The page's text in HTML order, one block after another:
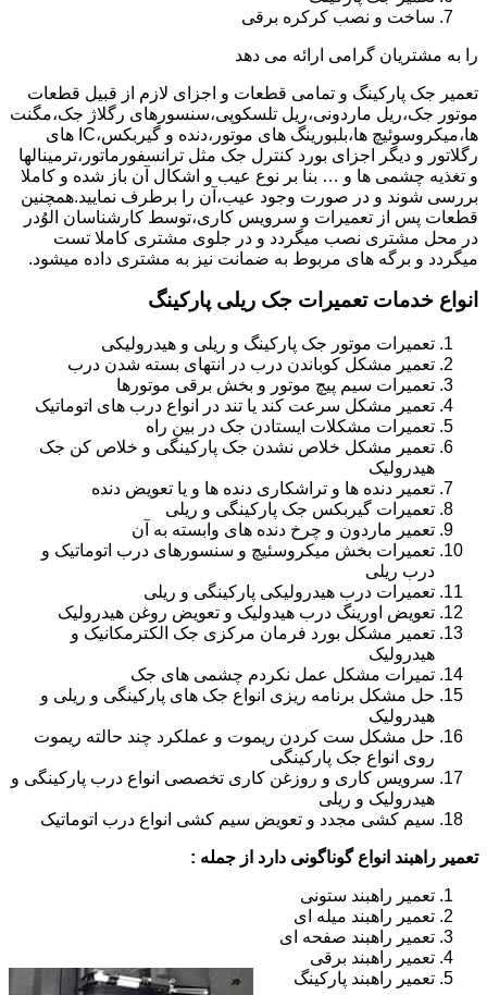
ساخت و نصب کرکره برقی
را به مشتریان گرامی ارائه می دهد
تعمیر جک پارکینگ و تمامی قطعات و اجزای لازم از قبیل قطعات
موتور جک،ریل ماردونی،ریل تلسکوپی،سنسورهای رگلاژ جک،مگنت
ها،میکروسوئیچ ها،بلبورینگ های موتور،دنده و گیربکس،IC های
رگلاتور و دیگر اجزای بورد کنترل جک مثل ترانسفورماتور،ترمینالها
و تغذیه چشمی ها و … بنا بر نوع عیب و اشکال آن باز شده و کاملا
بررسی شوند و در صورت وجود عیب،آن را برطرف نمایید.همچنین
قطعات پس از تعمیرات و سرویس کاری،توسط کارشناسان الوُدر
در محل مشتری نصب میگردد و در جلوی مشتری کاملا تست
میگردد و برگه های مربوط به ضمانت نیز به مشتری داده میشود.
انواع خدمات تعمیرات جک ریلی پارکینگ
تعمیرات موتور جک پارکینگ و ریلی و هیدرولیکی
تعمیر مشکل کوباندن درب در انتهای بسته شدن درب
تعمیرات سیم پیچ موتور و بخش برقی موتورها
تعمیر مشکل سرعت کند یا تند در انواع درب های اتوماتیک
تعمیرات مشکلات ایستادن جک در بین راه
تعمیر مشکل خلاص نشدن جک پارکینگی و خلاص کن جک
هیدرولیک
تعمیر دنده ها و تراشکاری دنده ها و یا تعویض دنده
تعمیرات گیربکس جک پارکینگی و ریلی
تعمیر ماردون و چرخ دنده های وابسته به آن
تعمیرات بخش میکروسئیچ و سنسورهای درب اتوماتیک و
درب ریلی
تعمیرات درب هیدرولیکی پارکینگی و ریلی
تعویض اورینگ درب هیدولیک و تعویض روغن هیدرولیک
تعمیر مشکل بورد فرمان مرکزی جک الکترمکانیک و
هیدرولیک
تمیرات مشکل عمل نکردم چشمی های جک
حل مشکل برنامه ریزی انواع جک های پارکینگی و ریلی و
هیدرولیک
حل مشکل ست کردن ریموت و عملکرد چند حالته ریموت
روی انواع جک پارکینگی
سرویس کاری و روزغن کاری تخصصی انواع درب پارکینگی و
هیدرولیک و ریلی
سیم کشی مجدد و تعویض سیم کشی انواع درب اتوماتیک
تعمیر راهبند انواع گوناگونی دارد از جمله :
تعمیر راهبند ستونی
تعمیر راهبند میله ای
تعمیر راهبند صفحه ای
تعمیر راهبند برقی
تعمیر راهبند پارکینگ